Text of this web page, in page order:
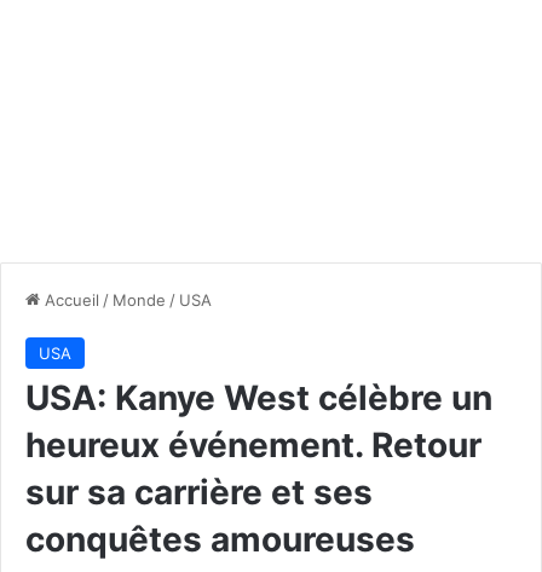
Accueil / Monde / USA
USA
USA: Kanye West célèbre un
heureux événement. Retour
sur sa carrière et ses
conquêtes amoureuses